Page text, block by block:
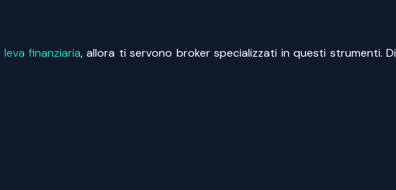
leva finanziaria, allora ti servono broker specializzati in questi strumenti. Di